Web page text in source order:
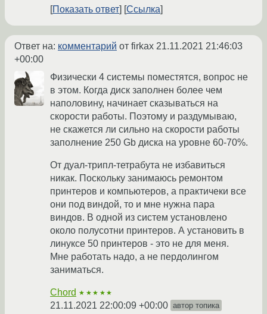
Показать ответ
Ссылка
Ответ на: комментарий от firkax 21.11.2021 21:46:03
+00:00
Физически 4 системы поместятся, вопрос не
в этом. Когда диск заполнен более чем
наполовину, начинает сказываться на
скорости работы. Поэтому и раздумываю,
не скажется ли сильно на скорости работы
заполнение 250 Gb диска на уровне 60-70%.
От дуал-трипл-тетрабута не избавиться
никак. Поскольку занимаюсь ремонтом
принтеров и компьютеров, а практичеки все
они под виндой, то и мне нужна пара
виндов. В одной из систем установлено
около полусотни принтеров. А установить в
линуксе 50 принтеров - это не для меня.
Мне работать надо, а не пердолингом
заниматься.
Chord ★★★★★
21.11.2021 22:00:09 +00:00 автор топика